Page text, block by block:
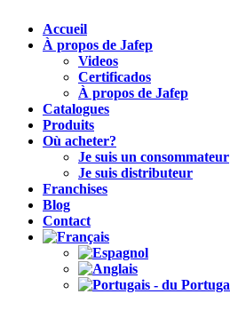
Accueil
À propos de Jafep
Videos
Certificados
À propos de Jafep
Catalogues
Produits
Où acheter?
Je suis un consommateur
Je suis distributeur
Franchises
Blog
Contact